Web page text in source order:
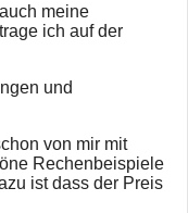
meine
ich auf der
und
von mir mit
Rechenbeispiele
ist dass der Preis